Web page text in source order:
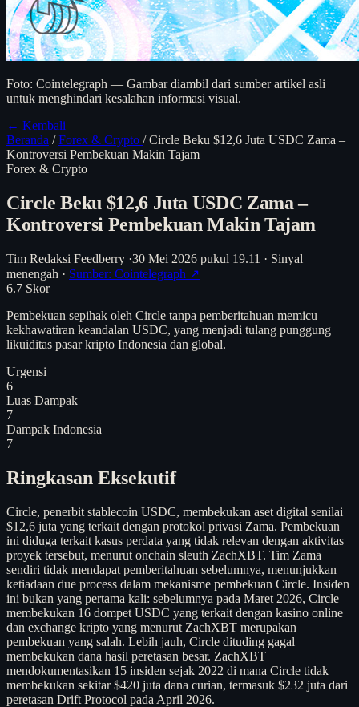
Foto: Cointelegraph — Gambar diambil dari sumber artikel asli
untuk menghindari kesalahan informasi visual.
← Kembali
Beranda / Forex & Crypto / Circle Beku $12,6 Juta USDC Zama –
Kontroversi Pembekuan Makin Tajam
Forex & Crypto
Circle Beku $12,6 Juta USDC Zama –
Kontroversi Pembekuan Makin Tajam
Tim Redaksi Feedberry ·30 Mei 2026 pukul 19.11 · Sinyal
menengah · Sumber: Cointelegraph ↗
6.7 Skor
Pembekuan sepihak oleh Circle tanpa pemberitahuan memicu
kekhawatiran keandalan USDC, yang menjadi tulang punggung
likuiditas pasar kripto Indonesia dan global.
Urgensi
6
Luas Dampak
7
Dampak Indonesia
7
Ringkasan Eksekutif
Circle, penerbit stablecoin USDC, membekukan aset digital senilai
$12,6 juta yang terkait dengan protokol privasi Zama. Pembekuan
ini diduga terkait kasus perdata yang tidak relevan dengan aktivitas
proyek tersebut, menurut onchain sleuth ZachXBT. Tim Zama
sendiri tidak mendapat pemberitahuan sebelumnya, menunjukkan
ketiadaan due process dalam mekanisme pembekuan Circle. Insiden
ini bukan yang pertama kali: sebelumnya pada Maret 2026, Circle
membekukan 16 dompet USDC yang terkait dengan kasino online
dan exchange kripto yang menurut ZachXBT merupakan
pembekuan yang salah. Lebih jauh, Circle dituding gagal
membekukan dana hasil peretasan besar. ZachXBT
mendokumentasikan 15 insiden sejak 2022 di mana Circle tidak
membekukan sekitar $420 juta dana curian, termasuk $232 juta dari
peretasan Drift Protocol pada April 2026.